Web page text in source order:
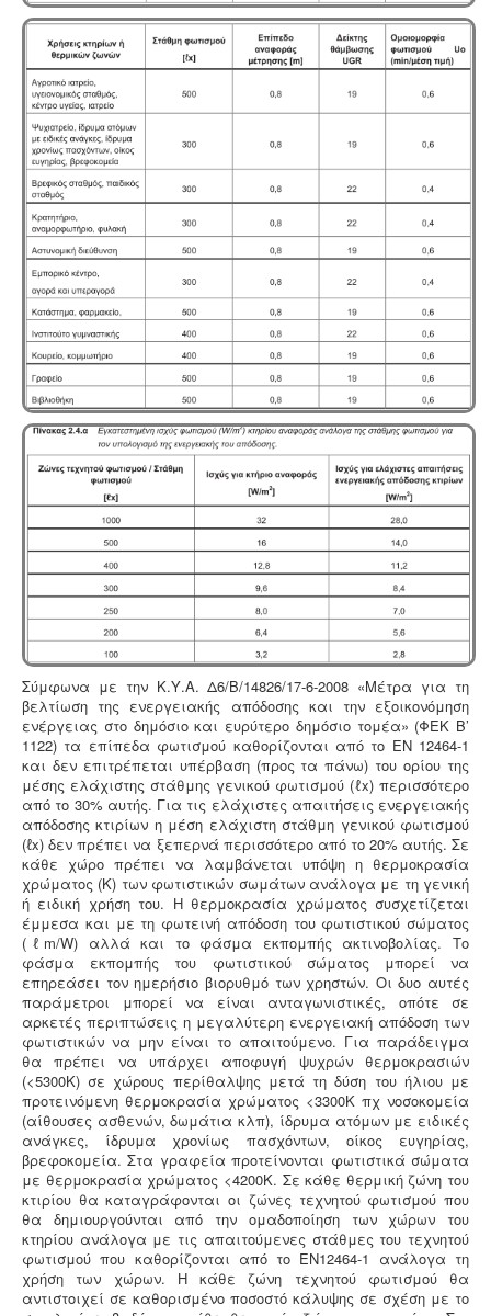
Σύμφωνα με την Κ.Υ.Α. Δ6/Β/14826/17-6-2008 «Μέτρα για τη
βελτίωση της ενεργειακής απόδοσης και την εξοικονόμηση
ενέργειας στο δημόσιο και ευρύτερο δημόσιο τομέα» (ΦΕΚ Β’
1122) τα επίπεδα φωτισμού καθορίζονται από το ΕΝ 12464-1
και δεν επιτρέπεται υπέρβαση (προς τα πάνω) του ορίου της
μέσης ελάχιστης στάθμης γενικού φωτισμού (ℓx) περισσότερο
από το 30% αυτής. Για τις ελάχιστες απαιτήσεις ενεργειακής
απόδοσης κτιρίων η μέση ελάχιστη στάθμη γενικού φωτισμού
(ℓx) δεν πρέπει να ξεπερνά περισσότερο από το 20% αυτής. Σε
κάθε χώρο πρέπει να λαμβάνεται υπόψη η θερμοκρασία
χρώματος (Κ) των φωτιστικών σωμάτων ανάλογα με τη γενική
ή ειδική χρήση του. Η θερμοκρασία χρώματος συσχετίζεται
έμμεσα και με τη φωτεινή απόδοση του φωτιστικού σώματος
(ℓm/W) αλλά και το φάσμα εκπομπής ακτινοβολίας. Το
φάσμα εκπομπής του φωτιστικού σώματος μπορεί να
επηρεάσει τον ημερήσιο βιορυθμό των χρηστών. Οι δυο αυτές
παράμετροι μπορεί να είναι ανταγωνιστικές, οπότε σε
αρκετές περιπτώσεις η μεγαλύτερη ενεργειακή απόδοση των
φωτιστικών να μην είναι το απαιτούμενο. Για παράδειγμα
θα πρέπει να υπάρχει αποφυγή ψυχρών θερμοκρασιών
(<5300Κ) σε χώρους περίθαλψης μετά τη δύση του ήλιου με
προτεινόμενη θερμοκρασία χρώματος <3300Κ πχ νοσοκομεία
(αίθουσες ασθενών, δωμάτια κλπ), ίδρυμα ατόμων με ειδικές
ανάγκες, ίδρυμα χρονίως πασχόντων, οίκος ευγηρίας,
βρεφοκομεία. Στα γραφεία προτείνονται φωτιστικά σώματα
με θερμοκρασία χρώματος <4200Κ. Σε κάθε θερμική ζώνη του
κτιρίου θα καταγράφονται οι ζώνες τεχνητού φωτισμού που
θα δημιουργούνται από την ομαδοποίηση των χώρων του
κτηρίου ανάλογα με τις απαιτούμενες στάθμες του τεχνητού
φωτισμού που καθορίζονται από το ΕΝ12464-1 ανάλογα τη
χρήση των χώρων. Η κάθε ζώνη τεχνητού φωτισμού θα
αντιστοιχεί σε καθορισμένο ποσοστό κάλυψης σε σχέση με το